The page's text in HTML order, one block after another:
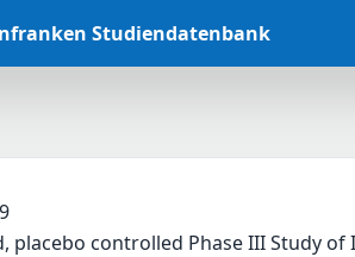
Studiendatenbank
placebo controlled Phase III Study